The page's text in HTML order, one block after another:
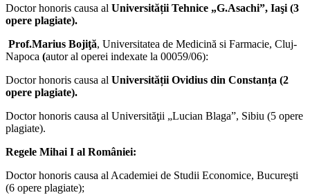
Doctor honoris causa al Universității Tehnice „G.Asachi”, Iaşi (3
opere plagiate).
Prof.Marius Bojiţă, Universitatea de Medicină si Farmacie, Cluj-
Napoca (autor al operei indexate la 00059/06):
Doctor honoris causa al Universității Ovidius din Constanța (2
opere plagiate).
Doctor honoris causa al Universităţii „Lucian Blaga”, Sibiu (5 opere
plagiate).
Regele Mihai I al României:
Doctor honoris causa al Academiei de Studii Economice, Bucureşti
(6 opere plagiate);